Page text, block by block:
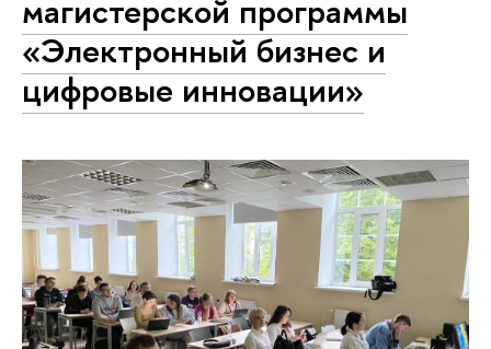
магистерской программы
«Электронный бизнес и
цифровые инновации»